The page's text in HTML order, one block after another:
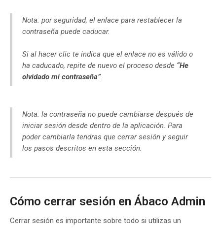
Nota: por seguridad, el enlace para restablecer la
contraseña puede caducar.
Si al hacer clic te indica que el enlace no es válido o
ha caducado, repite de nuevo el proceso desde “He
olvidado mi contraseña”.
Nota: la contraseña no puede cambiarse después de
iniciar sesión desde dentro de la aplicación. Para
poder cambiarla tendras que cerrar sesión y seguir
los pasos descritos en esta sección.
Cómo cerrar sesión en Ábaco Admin
Cerrar sesión es importante sobre todo si utilizas un